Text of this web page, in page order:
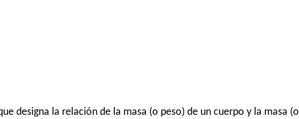
designa la relación de la masa (o peso) de un cuerpo y la masa (o